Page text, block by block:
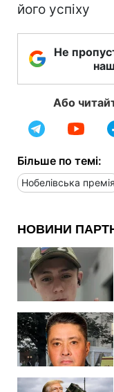
його успіху
Не
Або
Більше по темі:
Нобелівська премія